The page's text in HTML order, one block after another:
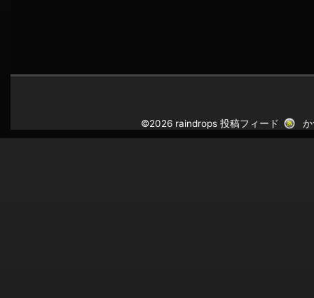
©2026 raindrops投稿フィード